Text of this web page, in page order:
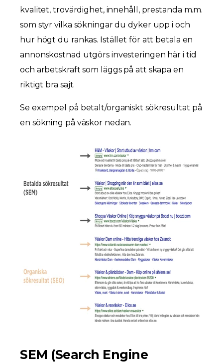
kvalitet, trovärdighet, innehåll, prestanda m.m.
som styr vilka sökningar du dyker upp i och
hur högt du rankas. Istället för att betala en
annonskostnad utgörs investeringen här i tid
och arbetskraft som läggs på att skapa en
riktigt bra sajt.
Se exempel på betalt/organiskt sökresultat på
en sökning på väskor nedan.
SEM (Search Engine